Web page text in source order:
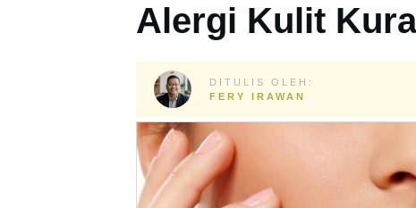
Alergi Kulit
DITULIS OLEH:
FERY IRAWAN